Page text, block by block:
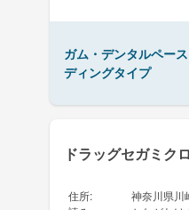
ガム・デンタルペー
ディングタイプ
ドラッグセガミク
住所:
神奈川県川